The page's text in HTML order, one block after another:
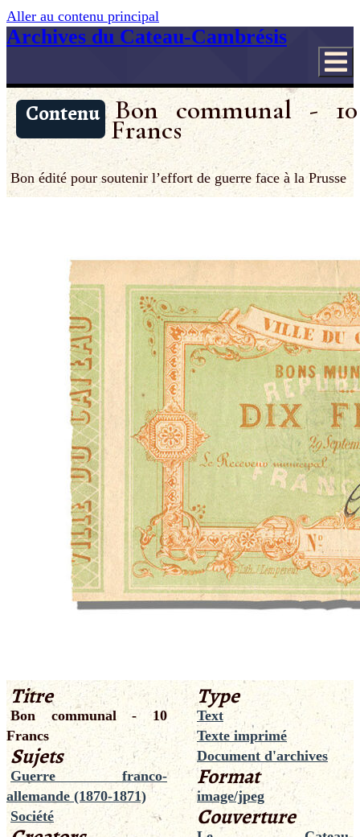
Aller au contenu principal
Archives du Cateau-Cambrésis
Contenu Bon communal - 10
Francs
Bon édité pour soutenir l’effort de guerre face à la Prusse
Titre
Bon communal - 10
Francs
Sujets
Guerre franco-
allemande (1870-1871)
Société
Type
Text
Texte imprimé
Document d'archives
Format
image/jpeg
Couverture